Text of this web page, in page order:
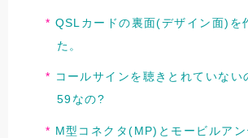
QSLカードの裏面(デザイン面)を
た。
コールサインを聴きとれていない
59なの?
M型コネクタ(MP)とモービルア